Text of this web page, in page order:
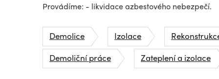
Provádíme: - likvidace azbestového nebezpečí.
Demolice Izolace
Demoliční práce
Zateplení a izolace